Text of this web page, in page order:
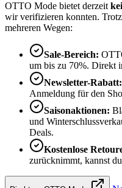
OTTO Mode bietet derzeit
wir verifizieren konnten.
mehreren Wegen:
Sale-Bereich:
um bis zu 70%. Direkt
Newsletter-Rabatt:
Anmeldung für den
Saisonaktionen:
und
Deals.
Kostenlose
zurücknimmt, kannst